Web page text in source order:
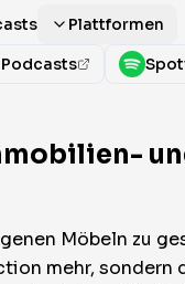
Plattformen
Möbeln zu
mehr, sondern